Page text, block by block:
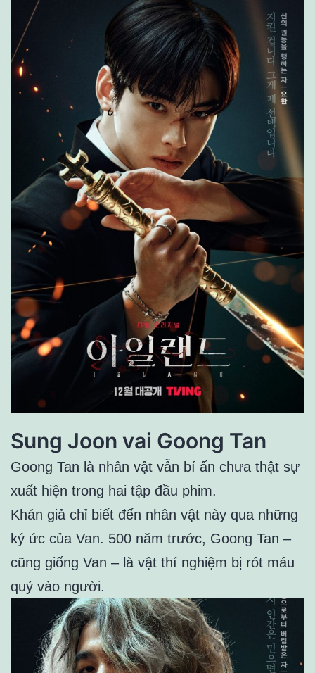
Sung Joon vai Goong Tan
Goong Tan là nhân vật vẫn bí ẩn chưa thật sự
xuất hiện trong hai tập đầu phim.
Khán giả chỉbiết đến nhân vật này qua những
ký ức của Van. 500 năm trước, Goong Tan –
cũng giống Van – là vật thí nghiệm bị rót máu
quỷ vào người.